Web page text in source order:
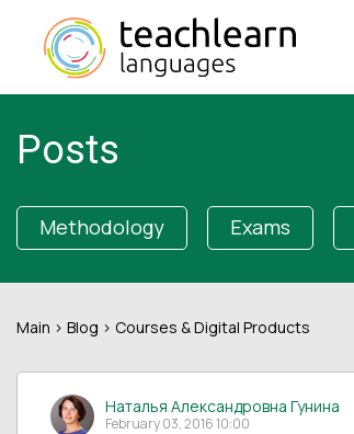
Posts
Methodology Exams
Main > Blog > Courses & Digital Products
Наталья Александровна Гунина
February 03, 2016 10:00